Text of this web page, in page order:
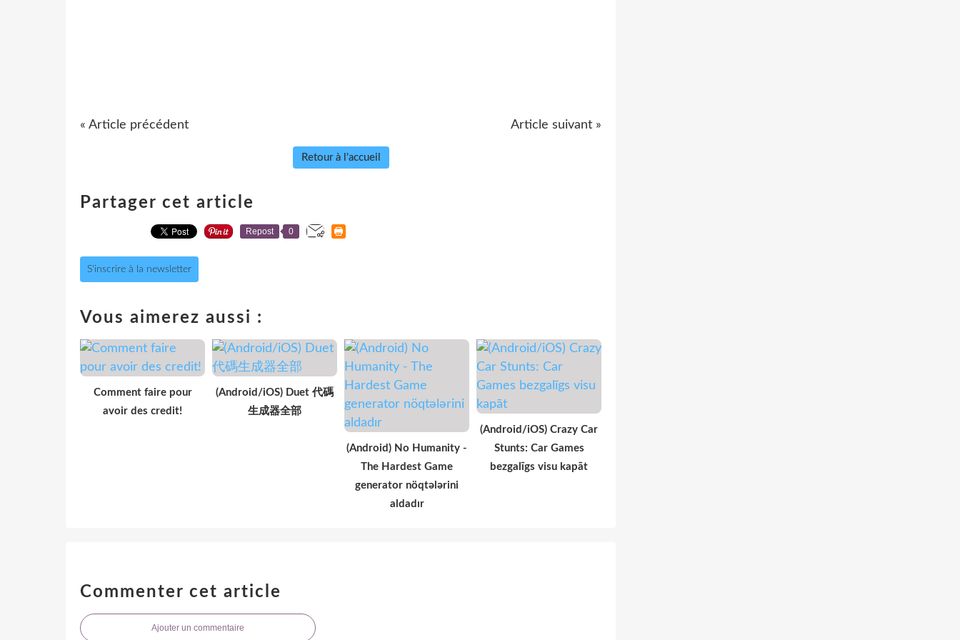
« Article précédent Article suivant »
Retour à l'accueil
Partager cet article
Repost 0
S'inscrire à la newsletter
Vous aimerez aussi :
Comment faire pour
avoir des credit!
(Android/iOS) Duet 代碼
生成器全部
(Android) No Humanity -
The Hardest Game
generator nöqtələrini
aldadır
(Android/iOS) Crazy Car
Stunts: Car Games
bezgalīgs visu kapāt
Commenter cet article
Ajouter un commentaire